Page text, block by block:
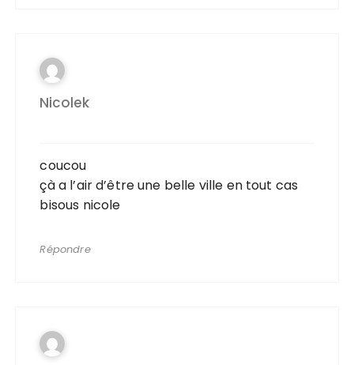
Nicolek
coucou
çà a l’air d’être une belle ville en tout cas
bisous nicole
Répondre